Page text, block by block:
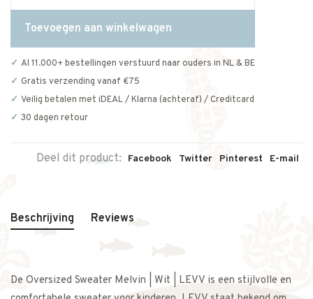
Toevoegen aan winkelwagen
Al 11.000+ bestellingen verstuurd naar ouders in NL & BE
Gratis verzending vanaf €75
Veilig betalen met iDEAL / Klarna (achteraf) / Creditcard
30 dagen retour
Deel dit product: Facebook Twitter Pinterest E-mail
Beschrijving Reviews
De Oversized Sweater Melvin | Wit | LEVV is een stijlvolle en